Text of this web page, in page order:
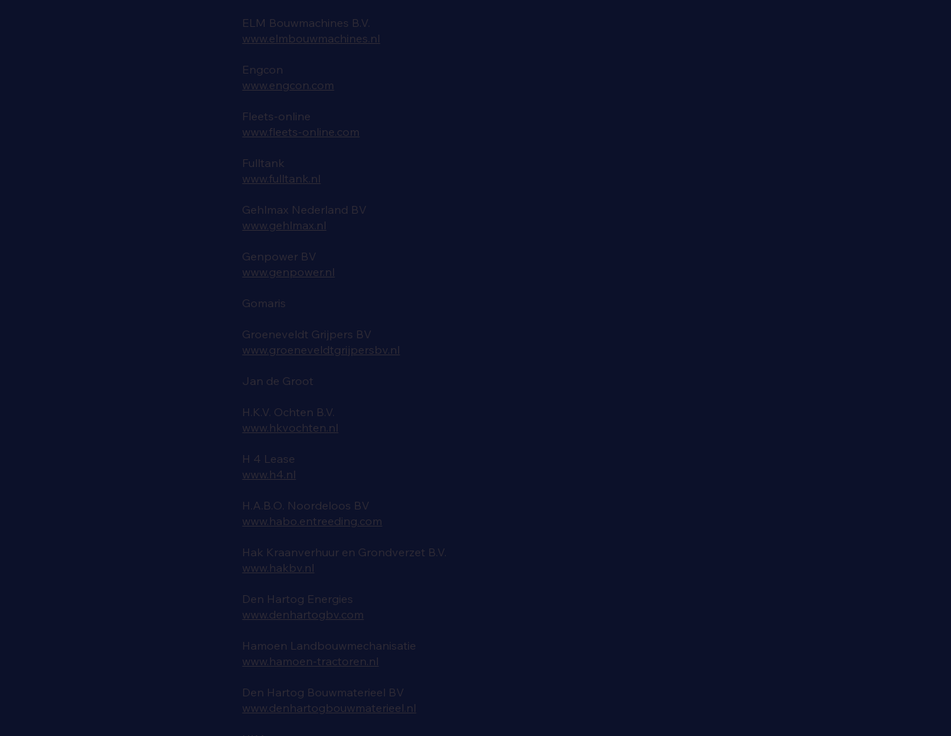
ELM Bouwmachines B.V.
www.elmbouwmachines.nl
Engcon
www.engcon.com
Fleets-online
www.fleets-online.com
Fulltank
www.fulltank.nl
Gehlmax Nederland BV
www.gehlmax.nl
Genpower BV
www.genpower.nl
Gomaris
Groeneveldt Grijpers BV
www.groeneveldtgrijpersbv.nl
Jan de Groot
H.K.V. Ochten B.V.
www.hkvochten.nl
H 4 Lease
www.h4.nl
H.A.B.O. Noordeloos BV
www.habo.entreeding.com
Hak Kraanverhuur en Grondverzet B.V.
www.hakbv.nl
Den Hartog Energies
www.denhartogbv.com
Hamoen Landbouwmechanisatie
www.hamoen-tractoren.nl
Den Hartog Bouwmaterieel BV
www.denhartogbouwmaterieel.nl